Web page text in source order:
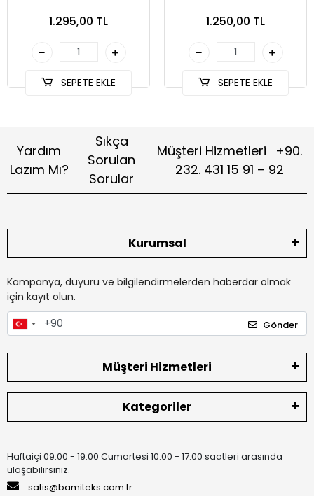
1.295,00 TL
SEPETE EKLE
1.250,00 TL
SEPETE EKLE
Yardım
Lazım Mı?
Sıkça
Sorulan
Sorular
Müşteri Hizmetleri
+90.
232. 431 15 91 – 92
Kurumsal
Kampanya, duyuru ve bilgilendirmelerden haberdar olmak
için kayıt olun.
Gönder
Müşteri Hizmetleri
Kategoriler
Haftaiçi 09:00 - 19:00 Cumartesi 10:00 - 17:00 saatleri arasında
ulaşabilirsiniz.
satis@bamiteks.com.tr